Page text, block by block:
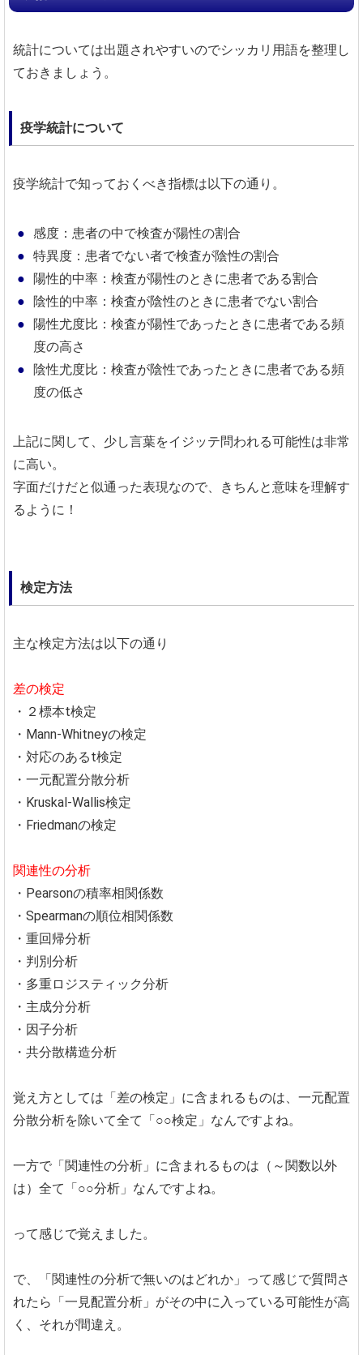
統計については出題されやすいのでシッカリ用語を整理し
ておきましょう。
疫学統計について
疫学統計で知っておくべき指標は以下の通り。
感度：患者の中で検査が陽性の割合
特異度：患者でない者で検査が陰性の割合
陽性的中率：検査が陽性のときに患者である割合
陰性的中率：検査が陰性のときに患者でない割合
陽性尤度比：検査が陽性であったときに患者である頻
度の高さ
陰性尤度比：検査が陰性であったときに患者である頻
度の低さ
上記に関して、少し言葉をイジッテ問われる可能性は非常
に高い。
字面だけだと似通った表現なので、きちんと意味を理解す
るように！
検定方法
主な検定方法は以下の通り
差の検定
・２標本t検定
・Mann-Whitneyの検定
・対応のあるt検定
・一元配置分散分析
・Kruskal-Wallis検定
・Friedmanの検定
関連性の分析
・Pearsonの積率相関係数
・Spearmanの順位相関係数
・重回帰分析
・判別分析
・多重ロジスティック分析
・主成分分析
・因子分析
・共分散構造分析
覚え方としては「差の検定」に含まれるものは、一元配置
分散分析を除いて全て「○○検定」なんですよね。
一方で「関連性の分析」に含まれるものは（～関数以外
は）全て「○○分析」なんですよね。
って感じで覚えました。
で、「関連性の分析で無いのはどれか」って感じで質問さ
れたら「一見配置分析」がその中に入っている可能性が高
く、それが間違え。